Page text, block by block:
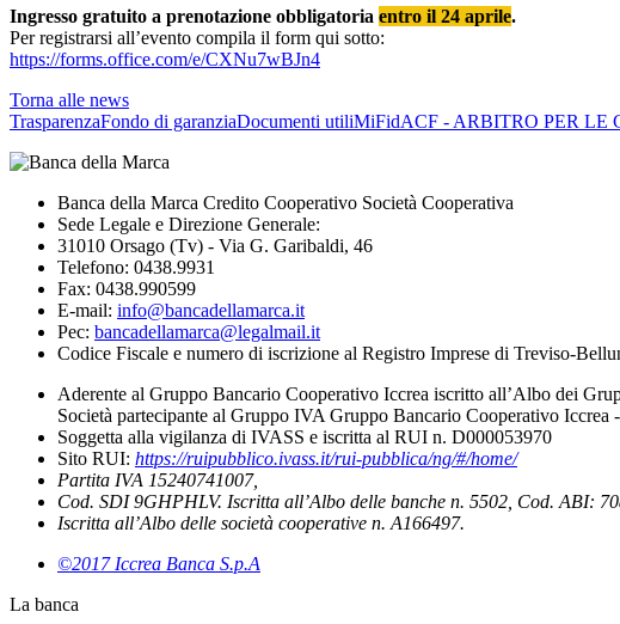
Ingresso gratuito a prenotazione obbligatoria entro il 24 aprile.
Per registrarsi all’evento compila il form qui sotto:
https://forms.office.com/e/CXNu7wBJn4
Torna alle news
TrasparenzaFondo di garanziaDocumenti utiliMiFidACF - ARBITRO PER LE
Banca della Marca Credito Cooperativo Società Cooperativa
Sede Legale e Direzione Generale:
31010 Orsago (Tv) - Via G. Garibaldi, 46
Telefono: 0438.9931
Fax: 0438.990599
E-mail: info@bancadellamarca.it
Pec: bancadellamarca@legalmail.it
Codice Fiscale e numero di iscrizione al Registro Imprese di Treviso-
Aderente al Gruppo Bancario Cooperativo Iccrea iscritto all’Albo dei
Società partecipante al Gruppo IVA Gruppo Bancario Cooperativo Iccrea -
Soggetta alla vigilanza di IVASS e iscritta al RUI n. D000053970
Sito RUI: https://ruipubblico.ivass.it/rui-pubblica/ng/#/home/
Partita IVA 15240741007,
Cod. SDI 9GHPHLV. Iscritta all’Albo delle banche n. 5502, Cod. ABI:
Iscritta all’Albo delle società cooperative n. A166497.
©2017 Iccrea Banca S.p.A
La banca